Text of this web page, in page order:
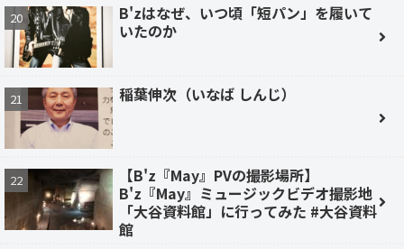
B'zはなぜ、いつ頃「短パン」を履いて
いたのか
稲葉伸次（いなば しんじ）
【B'z『May』PVの撮影場所】
B'z『May』ミュージックビデオ撮影地
「大谷資料館」に行ってみた #大谷資料
館